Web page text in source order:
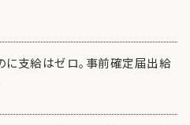
に支給はゼロ。事前確定届出給